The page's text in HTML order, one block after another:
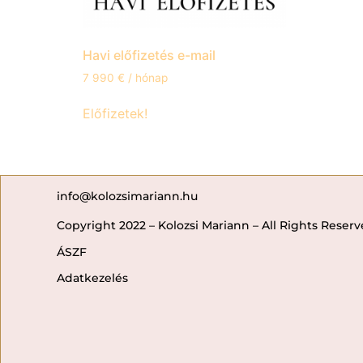
Havi előfizetés e-mail
7 990 € / hónap
Előfizetek!
info@kolozsimariann.hu
Copyright 2022 – Kolozsi Mariann – All Rights
ÁSZF
Adatkezelés